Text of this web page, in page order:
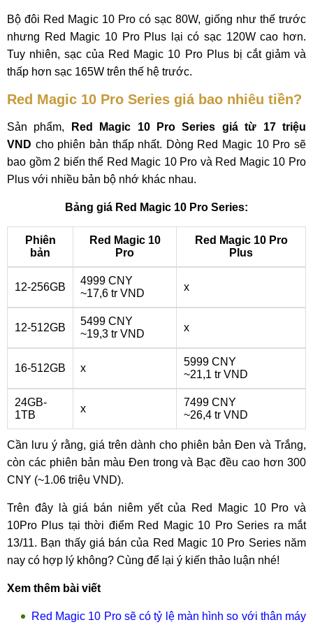
Bộ đôi Red Magic 10 Pro có sạc 80W, giống như thế trước
nhưng Red Magic 10 Pro Plus lại có sạc 120W cao hơn.
Tuy nhiên, sạc của Red Magic 10 Pro Plus bị cắt giảm và
thấp hơn sạc 165W trên thế hệ trước.
Red Magic 10 Pro Series giá bao nhiêu tiền?
Sản phẩm,
Red Magic 10 Pro Series giá từ 17 triệu
VND cho phiên bản thấp nhất. Dòng Red Magic 10 Pro sẽ
bao gồm 2 biến thể Red Magic 10 Pro và Red Magic 10 Pro
Plus với nhiều bản bộ nhớ khác nhau.
Bảng giá Red Magic 10 Pro Series:
Phiên
bản
Red Magic 10
Pro
Red Magic 10 Pro
Plus
12-256GB
4999 CNY
~17,6 tr VND
x
12-512GB
5499 CNY
~19,3 tr VND
x
16-512GB x
5999 CNY
~21,1 tr VND
24GB-
1TB
x
7499 CNY
~26,4 tr VND
Cần lưu ý rằng, giá trên dành cho phiên bản Đen và Trắng,
còn các phiên bản màu Đen trong và Bạc đều cao hơn 300
CNY (~1.06 triệu VND).
Trên đây là giá bán niêm yết của Red Magic 10 Pro và
10Pro Plus tại thời điểm Red Magic 10 Pro Series ra mắt
13/11. Bạn thấy giá bán của Red Magic 10 Pro Series năm
nay có hợp lý không? Cùng để lại ý kiến thảo luận nhé!
Xem thêm bài viết
Red Magic 10 Pro sẽ có tỷ lệ màn hình so với thân máy